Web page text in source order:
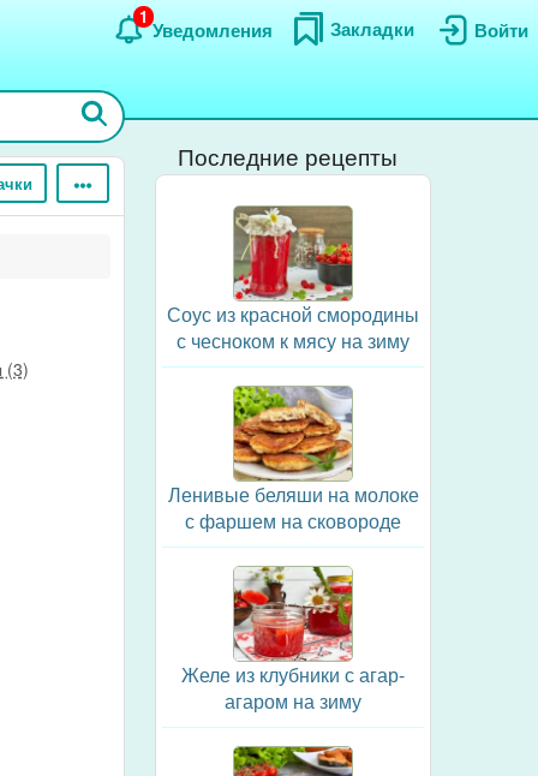
Войти
Закладки
Уведомления
1
(3)
Последние рецепты
Соус из красной смородины
с чесноком к мясу на зиму
Ленивые беляши на молоке
с фаршем на сковороде
Желе из клубники с агар-
агаром на зиму